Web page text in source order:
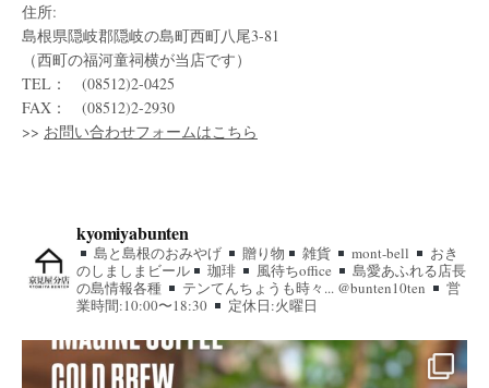
住所:
島根県隠岐郡隠岐の島町西町八尾3-81
（西町の福河童祠横が当店です）
TEL： (08512)2-0425
FAX： (08512)2-2930
>> お問い合わせフォームはこちら
kyomiyabunten
島と島根のおみやげ 贈り物 雑貨 mont-bell
おき
のしましまビール
珈琲 風待ちoffice
島愛あふれる店長
の島情報各種
テンてんちょうも時々... @bunten10ten
営
業時間:10:00〜18:30
定休日:火曜日